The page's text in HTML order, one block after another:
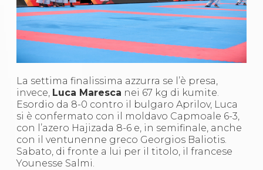
La settima finalissima azzurra se l’è presa,
invece, Luca Maresca nei 67 kg di kumite.
Esordio da 8-0 contro il bulgaro Aprilov, Luca
si è confermato con il moldavo Capmoale 6-3,
con l’azero Hajizada 8-6 e, in semifinale, anche
con il ventunenne greco Georgios Baliotis.
Sabato, di fronte a lui per il titolo, il francese
Younesse Salmi.